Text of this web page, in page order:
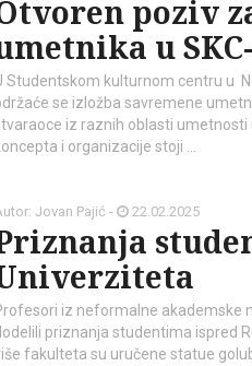
poziv
u
Studentskom kulturnom centru u
se izložba savremene
iz raznih oblasti
i organizacije stoji …
Jovan Pajić - 22.02.2025
iz neformalne akademske
priznanja studentima ispred
fakulteta su uručene statue
kod04-
2018